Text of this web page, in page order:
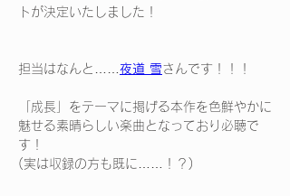
トが決定いたしました！
担当はなんと…… 夜道 雪さんです！！！
「成長」をテーマに掲げる本作を色鮮やかに
魅せる素晴らしい楽曲となっており必聴で
す！
(実は収録の方も既に……！？)